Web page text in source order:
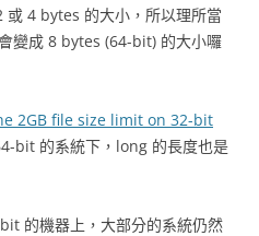
4 bytes 的大小，所以理所當
變成 8 bytes (64-bit) 的大小囉
2GB file size limit on 32-bit
bit 的系統下，long 的長度也是
的機器上，大部分的系統仍然